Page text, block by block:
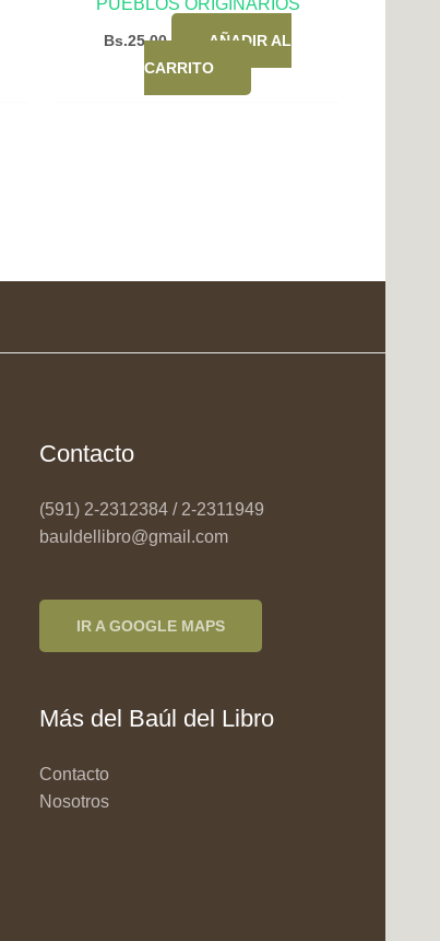
Bs.25,00
AÑADIR AL
CARRITO
Contacto
(591) 2-2312384 / 2-2311949
bauldellibro@gmail.com
IR A GOOGLE MAPS
Más del Baúl del Libro
Contacto
Nosotros